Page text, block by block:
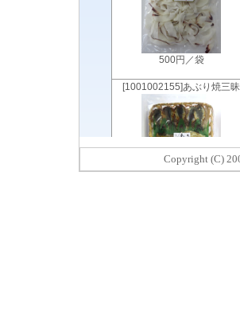
Copyright (C)